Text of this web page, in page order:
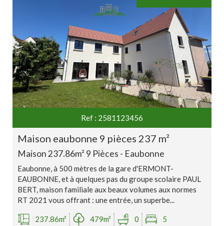
5KM 10KM 25KM
Critères supplémentaires
+ de critères
>
Ref : 2581123456
maison eaubonne 9 pièces 237 m²
Maison 237.86m² 9 Pièces - Eaubonne
Eaubonne, à 500 mètres de la gare d'ERMONT-
EAUBONNE, et à quelques pas du groupe scolaire PAUL
BERT, maison familiale aux beaux volumes aux normes
RT 2021 vous offrant : une entrée, un superbe...
237.86m² 479m² 0 5